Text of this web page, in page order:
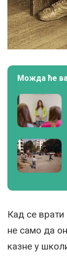
Можда ће
Кад се врати
не само да
казне у